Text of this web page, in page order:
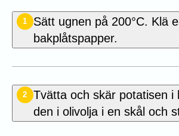
1
Sätt ugnen på 200°C. Klä
bakplåtspapper.
2
Tvätta och skär potatisen i
den i olivolja i en skål och